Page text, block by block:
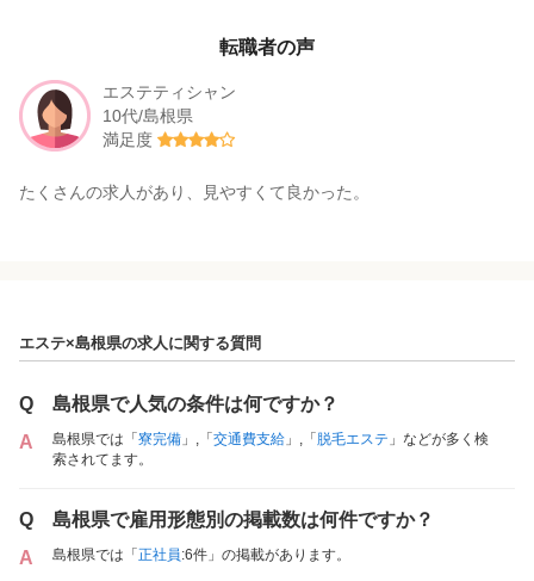
転職者の声
エステティシャン
10代/島根県
満足度
たくさんの求人があり、見やすくて良かった。
エステ×島根県の求人に関する質問
Q
島根県で人気の条件は何ですか？
A
島根県では「 寮完備 」,「 交通費支給 」,「 脱毛エステ 」などが多く検
索されてます。
Q
島根県で雇用形態別の掲載数は何件ですか？
A
島根県では「 正社員:6件」の掲載があります。